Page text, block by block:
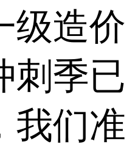
级造价
刺季已
我们准